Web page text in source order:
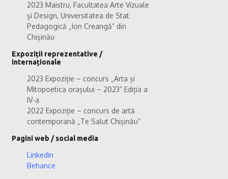
2023 Maistru, Facultatea Arte Vizuale
și Design, Universitatea de Stat
Pedagogică „Ion Creangă” din
Chișinău
Expoziții reprezentative /
internaționale
2023 Expoziție – concurs „Arta și
Mitopoetica orașului – 2023” Ediția a
IV-a
2022 Expoziție – concurs de artă
contemporană „Te Salut Chișinău”
Pagini web / social media
Linkedin
Behance